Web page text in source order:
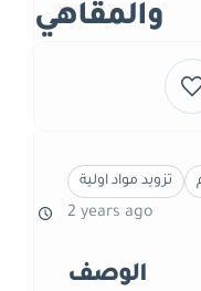
والمقاهي
تزويد مواد اولية
2 years ago
الوصف